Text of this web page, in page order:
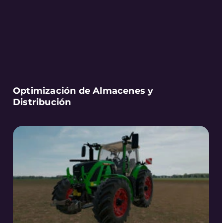
Optimización de Almacenes y
Distribución